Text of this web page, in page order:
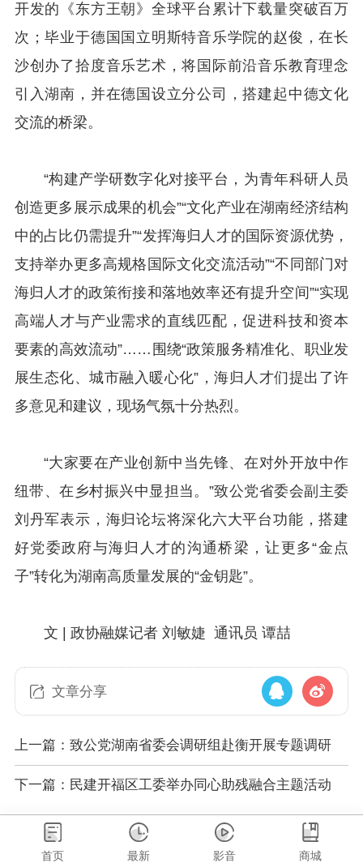
开发的《东方王朝》全球平台累计下载量突破百万
次；毕业于德国国立明斯特音乐学院的赵俊，在长
沙创办了拾度音乐艺术，将国际前沿音乐教育理念
引入湖南，并在德国设立分公司，搭建起中德文化
交流的桥梁。
“构建产学研数字化对接平台，为青年科研人员
创造更多展示成果的机会”“文化产业在湖南经济结构
中的占比仍需提升”“发挥海归人才的国际资源优势，
支持举办更多高规格国际文化交流活动”“不同部门对
海归人才的政策衔接和落地效率还有提升空间”“实现
高端人才与产业需求的直线匹配，促进科技和资本
要素的高效流动”……围绕“政策服务精准化、职业发
展生态化、城市融入暖心化”，海归人才们提出了许
多意见和建议，现场气氛十分热烈。
“大家要在产业创新中当先锋、在对外开放中作
纽带、在乡村振兴中显担当。”致公党省委会副主委
刘丹军表示，海归论坛将深化六大平台功能，搭建
好党委政府与海归人才的沟通桥梁，让更多“金点
子”转化为湖南高质量发展的“金钥匙”。
文 | 政协融媒记者 刘敏婕 通讯员 谭喆
文章分享
上一篇：致公党湖南省委会调研组赴衡开展专题调研
下一篇：民建开福区工委举办同心助残融合主题活动
首页 最新 影音 商城